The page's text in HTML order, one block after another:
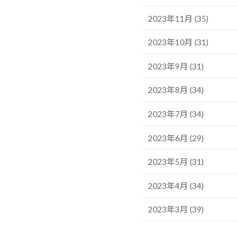
2023年11月 (35)
2023年10月 (31)
2023年9月 (31)
2023年8月 (34)
2023年7月 (34)
2023年6月 (29)
2023年5月 (31)
2023年4月 (34)
2023年3月 (39)